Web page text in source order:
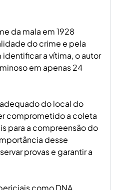
da mala em 1928
do crime e pela
a vítima, o autor
em apenas 24
do local do
comprometido a coleta
para a compreensão do
desse
provas e garantir a
como DNA,